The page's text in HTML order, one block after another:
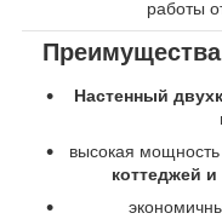
работы
Преимущества
Настенный
высокая
коттеджей